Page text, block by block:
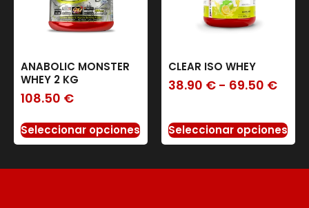
ANABOLIC MONSTER
WHEY 2 KG
108.50 €
Seleccionar opciones
CLEAR ISO WHEY
38.90 € - 69.50 €
Seleccionar opciones